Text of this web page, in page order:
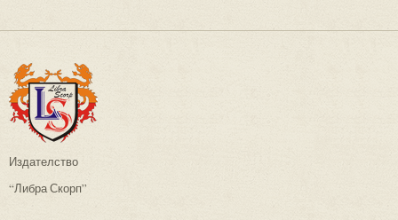
Издателство
“Либра Скорп”